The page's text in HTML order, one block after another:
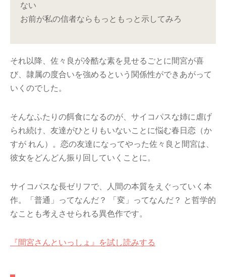
ない
お前が私の信者ならもっともっと示してみろ
それ以降、佐々良が冷酷な素を見せるごとに間宮が喜
び、隷属の度合いを強めるという関係性ができあがって
いくのでした。
そんなふたりの餌食になるのが、サイコパスな姉に虐げ
られ続け、友達がひとりもいないことに悩む春日恋（か
すが れん）。恋の友達になってやった佐々良と間宮は、
彼女をどんどん振り回していくことに。
サイコパスな長ゼリフで、人間の本質をえぐっていく本
作。「普通」ってなんだ？ 「変」ってなんだ？ と哲学的
なことも考えさせられる異色作です。
『間宮さんといっしょ』を試し読みする